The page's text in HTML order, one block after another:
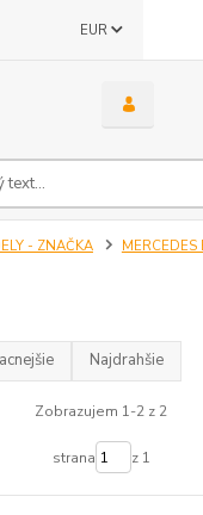
EUR
- ZNAČKA MERCEDES
Najdrahšie
Zobrazujem 1-2 z 2
strana z 1